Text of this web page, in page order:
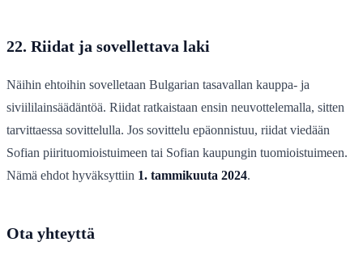
22. Riidat ja sovellettava laki
Näihin ehtoihin sovelletaan Bulgarian tasavallan kauppa- ja
siviililainsäädäntöä. Riidat ratkaistaan ensin neuvottelemalla, sitten
tarvittaessa sovittelulla. Jos sovittelu epäonnistuu, riidat viedään
Sofian piirituomioistuimeen tai Sofian kaupungin tuomioistuimeen.
Nämä ehdot hyväksyttiin 1. tammikuuta 2024.
Ota yhteyttä